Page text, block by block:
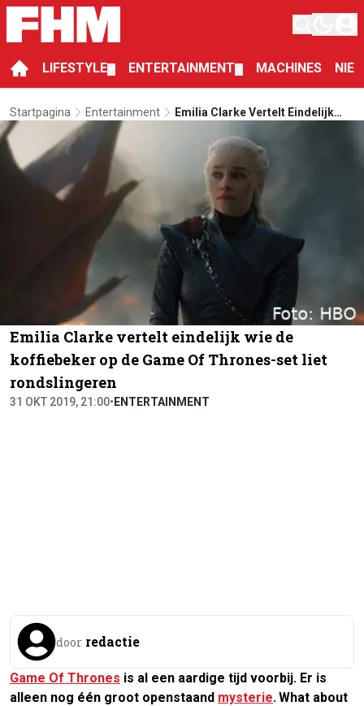
LIFESTYLE ENTERTAINMENT MACHINES
Startpagina Entertainment
Emilia Clarke Vertelt Eindelijk
Of Thrones-Set Liet
Rondslingeren
Emilia Clarke vertelt eindelijk wie de
koffiebeker op de Game Of Thrones-set liet
rondslingeren
31 OKT 2019, 21:00• ENTERTAINMENT
door redactie
Game Of Thrones is al een aardige tijd voorbij. Er is
alleen nog één groot openstaand mysterie.What about